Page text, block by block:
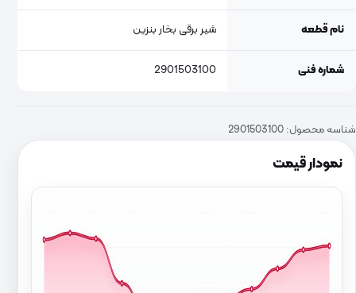
نمودار قیمت
نام قطعه شیر برقی بخار بنزین
شماره فنی 2901503100
شناسه محصول: 2901503100